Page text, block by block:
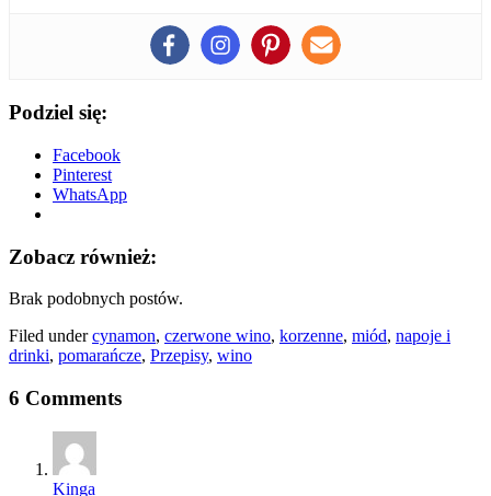
Podziel się:
Facebook
Pinterest
WhatsApp
Zobacz również:
Brak podobnych postów.
Filed undercynamon, czerwone wino, korzenne, miód, napoje i
drinki, pomarańcze, Przepisy, wino
6 Comments
Kinga